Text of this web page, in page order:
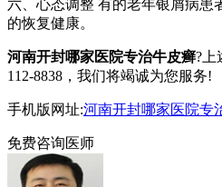
六、心态调整 有的老年银屑病
的恢复健康。
河南开封哪家医院专治牛皮癣?上
112-8838，我们将竭诚为您服务!
手机版网址:河南开封哪家医院专
免费咨询医师